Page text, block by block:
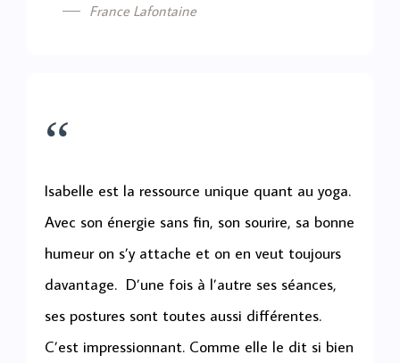
France Lafontaine
“
Isabelle est la ressource unique quant au yoga.
Avec son énergie sans fin, son sourire, sa bonne
humeur on s’y attache et on en veut toujours
davantage. D’une fois à l’autre ses séances,
ses postures sont toutes aussi différentes.
C’est impressionnant. Comme elle le dit si bien